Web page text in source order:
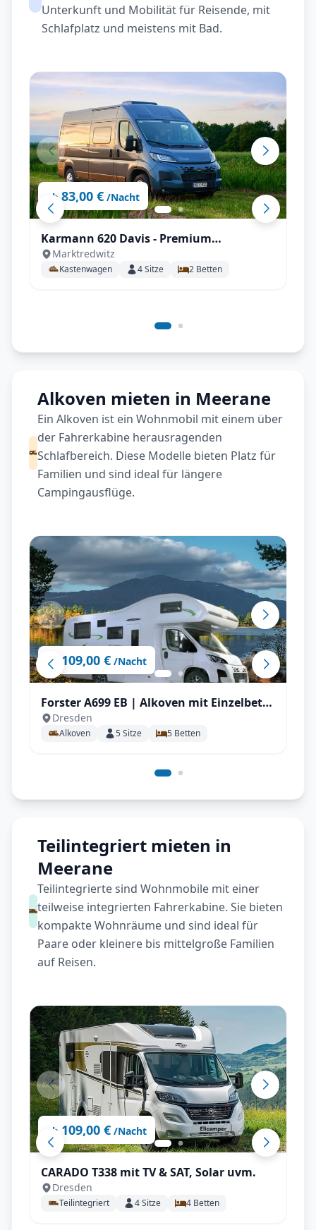
Unterkunft und Mobilität für Reisende, mit
Schlafplatz und meistens mit Bad.
ab 83,00 € /Nacht
Karmann 620 Davis - Premium
Kastenwagen mit Einzelbetten
Marktredwitz
Kastenwagen 4Sitze 2 Betten
Alkoven mieten in Meerane
Ein Alkoven ist ein Wohnmobil mit einem über
der Fahrerkabine herausragenden
Schlafbereich. Diese Modelle bieten Platz für
Familien und sind ideal für längere
Campingausflüge.
ab 109,00 € /Nacht
Forster A699 EB | Alkoven mit Einzelbett
für bis zu 5 P.
Dresden
Alkoven 5Sitze 5 Betten
Teilintegriert mieten in
Meerane
Teilintegrierte sind Wohnmobile mit einer
teilweise integrierten Fahrerkabine. Sie bieten
kompakte Wohnräume und sind ideal für
Paare oder kleinere bis mittelgroße Familien
auf Reisen.
ab 109,00 € /Nacht
CARADO T338 mit TV & SAT, Solar uvm.
Dresden
Teilintegriert 4Sitze 4 Betten